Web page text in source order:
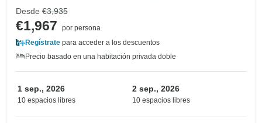
Desde €3,935
€1,967
por persona
Regístrate para acceder a los descuentos
Precio basado en una habitación privada doble
1 sep., 2026
10 espacios libres
2 sep., 2026
10 espacios libres